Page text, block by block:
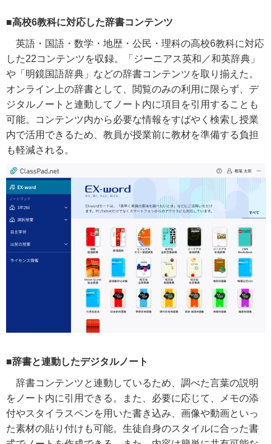
■高校6教科に対応した辞書コンテンツ
英語・国語・数学・地歴・公民・理科の高校6教科に対応
した22コンテンツを収録。「ジーニアス英和／和英辞典」
や「明鏡国語辞典」などの辞書コンテンツを取り揃えた。
オンライン上の辞書として、閲覧のみの利用に限らず、デ
ジタルノートと連動してノート内に項目を引用することも
可能。コンテンツ内から必要な情報をすばやく検索し授業
内で活用できるため、教員が授業前に教材を準備する負担
も軽減される。
■辞書と連動したデジタルノート
辞書コンテンツと連動しているため、調べた言葉の説明
をノート内に引用できる。また、必要に応じて、メモの添
付やスタイラスペンを用いた書き込み、画像や動画といっ
た素材の貼り付けも可能。生徒自身のスタイルに合った書